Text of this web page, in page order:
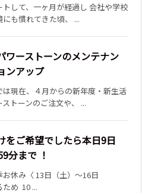
して、一ヶ月が経過し 会社や学校
も慣れてきた頃、 ...
ワーストーンのメンテナン
ンアップ
は現在、４月からの新年度・新生活
トーンのご注文や、 ...
をご希望でしたら本日9日
分まで ！
休み〈 13日（土）～16日
ため 10 ...